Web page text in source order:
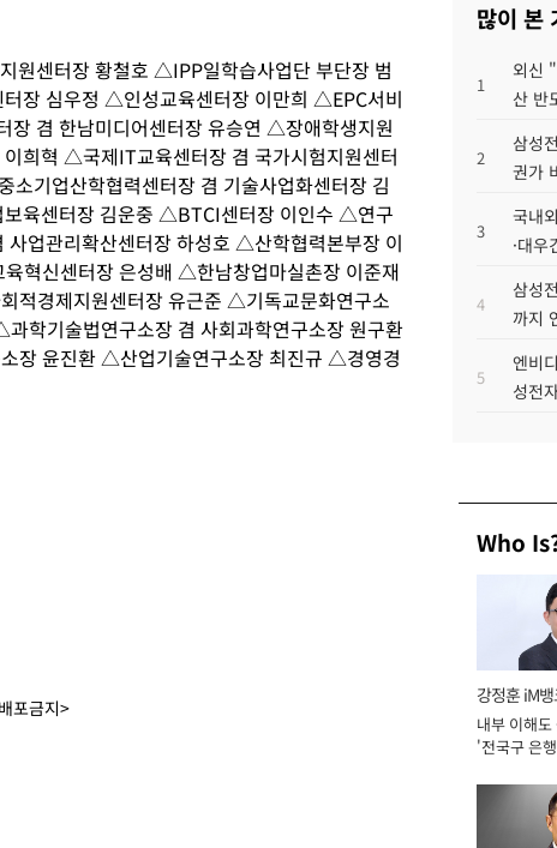
원센터장 황철호 △IPP일학습사업단 부단장 범
장 심우정 △인성교육센터장 이만희 △EPC서비
겸 한남미디어센터장 유승연 △장애학생지원
희혁 △국제IT교육센터장 겸 국가시험지원센터
기업산학협력센터장 겸 기술사업화센터장 김
육센터장 김운중 △BTCI센터장 이인수 △연구
업관리확산센터장 하성호 △산학협력본부장 이
혁신센터장 은성배 △한남창업마실촌장 이준재
적경제지원센터장 유근준 △기독교문화연구소
학기술법연구소장 겸 사회과학연구소장 원구환
장 윤진환 △산업기술연구소장 최진규 △경영경
포금지>
많이 본
1
외신
산 반
2
삼성
권가
3
국내
·대
4
삼성
까지
5
엔비
성전
Who
강정훈 iM
내부 이해
'전국구 은